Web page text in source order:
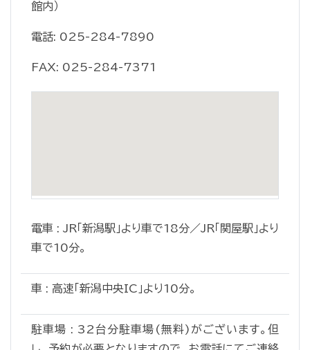
館内）
電話: 025-284-7890
FAX: 025-284-7371
電車 : JR「新潟駅」より車で18分／JR「関屋駅」より
車で10分。
車 : 高速「新潟中央IC」より10分。
駐車場 : 32台分駐車場(無料)がございます。但